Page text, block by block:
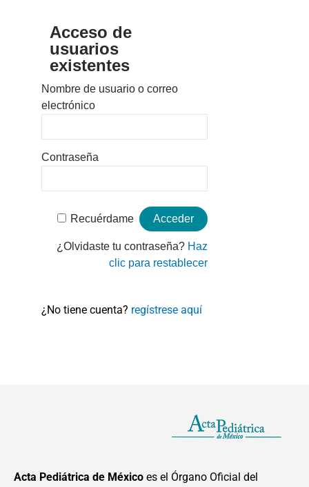
Acceso de
usuarios
existentes
Nombre de usuario o correo
electrónico
Contraseña
Recuérdame
¿Olvidaste tu contraseña? Haz
clic para restablecer
¿No tiene cuenta? regístrese aquí
Acta Pediátrica de México es el Órgano Oficial del